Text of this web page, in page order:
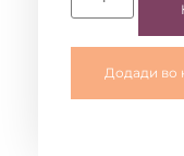
Додади во